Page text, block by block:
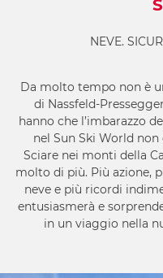
NEVE.
Da molto tempo non è
di Nassfeld-
hanno che l’imbarazzo
nel Sun Ski World
Sciare nei monti della
molto di più. Più azione,
neve e più ricordi
entusiasmerà e
in un viaggio nella